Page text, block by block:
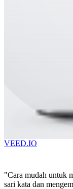
VEED.IO
"Cara mudah untuk
sari kata dan